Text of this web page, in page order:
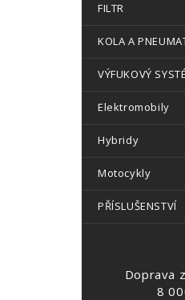
FILTR
KOLA A
VÝFUKOVÝ
Elektromobily
Hybridy
Motocykly
PŘÍSLUŠENSTVÍ
Doprava
8